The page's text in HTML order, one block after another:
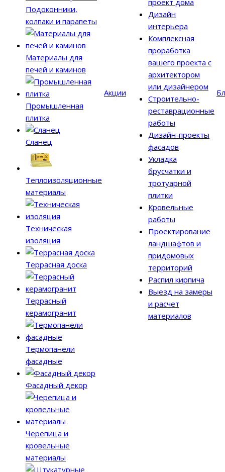
Подоконники,
колпаки и парапеты
Материалы для
печей и каминов
Промышленная
плитка
Сланец
Теплоизоляционные
материалы
Техническая
изоляция
Террасная доска
Террасный
керамогранит
Термопанели
фасадные
Фасадный декор
Черепица и
кровельные
материалы
Акции
проект дома
Дизайн
интерьера
Комплексная
проработка
вашего проекта с
архитектором
или дизайнером
Строительно-
реставрационные
работы
Дизайн-проекты
фасадов
Укладка
брусчатки и
тротуарной
плитки
Кровельные
работы
Проектирование
ландшафтов и
придомовых
территорий
Распил кирпича
Выезд на замеры
и расчет
материалов